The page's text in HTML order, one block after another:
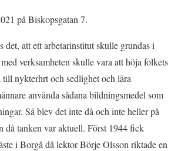
på Biskopsgatan 7.
det, att ett arbetarinstitut skulle grundas i
verksamheten skulle vara att höja folkets
till nykterhrt och sedlighet och lära
använda sådana bildningsmedel som
Så blev det inte då och inte heller på
då tanken var aktuell. Först 1944 fick
i Borgå då lektor Börje Olsson riktade en